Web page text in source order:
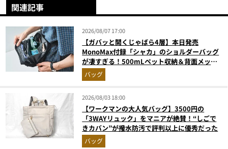
関連記事
2026/08/07 17:00
【ガバッと開くじゃばら4層】本日発売
MonoMax付録「シャカ」のショルダーバッグ
が凄すぎる！500mLペット収納＆背面メッシ
ュでベタつかない
バッグ
2026/08/03 18:00
【ワークマンの大人気バッグ】3500円の
「3WAYリュック」をマニアが絶賛！“しごで
きカバン”が撥水防汚で評判以上に優秀だった
バッグ